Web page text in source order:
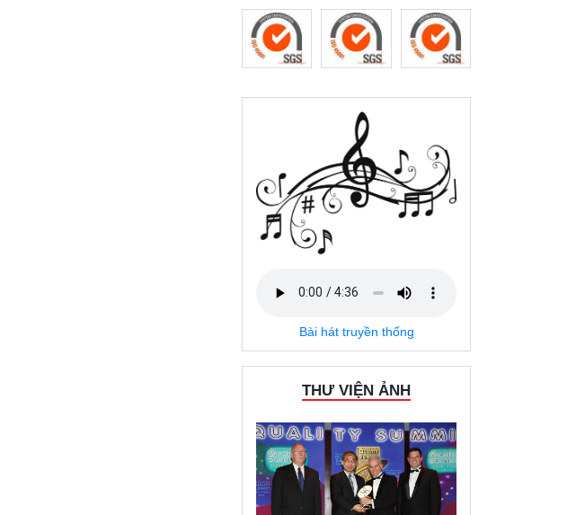
Bài hát truyền thống
THƯ VIỆN ẢNH